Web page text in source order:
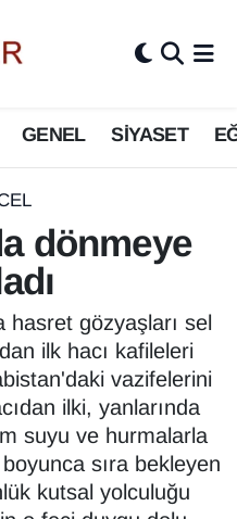
GENEL SİYASET
dönmeye
hasret gözyaşları sel
ilk hacı kafileleri
vazifelerini
ilki, yanlarında
suyu ve hurmalarla
sıra bekleyen
kutsal yolculuğu
ve Fikstür